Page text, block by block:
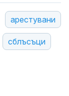
арестувани
сблъсъци